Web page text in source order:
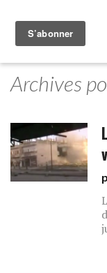
Archives